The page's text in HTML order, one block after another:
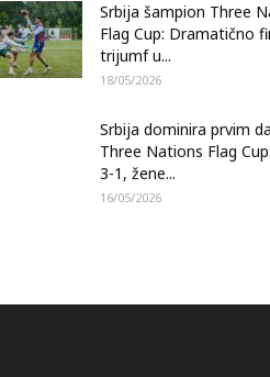
Srbija šampion Three
Flag Cup: Dramatično
trijumf u...
18/05/2026
Srbija dominira prvim
Three Nations Flag
3-1, žene...
16/05/2026